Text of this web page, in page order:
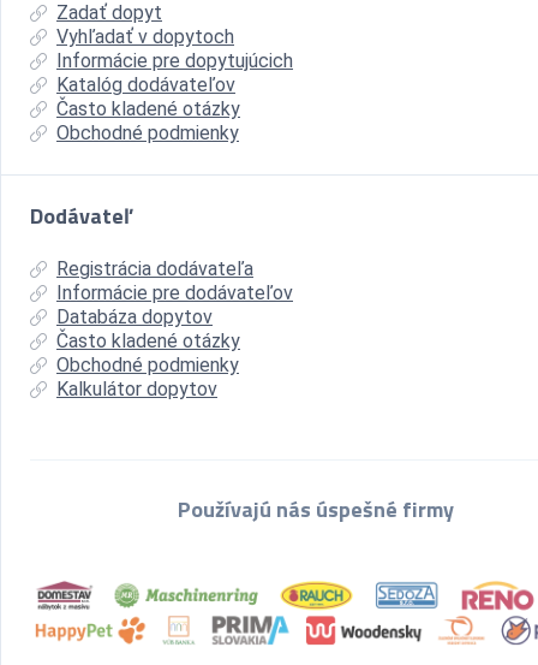
Zadať dopyt
Vyhľadať v dopytoch
Informácie pre dopytujúcich
Katalóg dodávateľov
Často kladené otázky
Obchodné podmienky
Dodávateľ
Registrácia dodávateľa
Informácie pre dodávateľov
Databáza dopytov
Často kladené otázky
Obchodné podmienky
Kalkulátor dopytov
Používajú nás úspešné firmy